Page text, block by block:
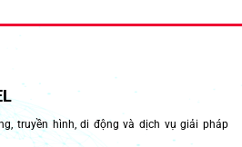
truyền hình, di động và dịch vụ giải pháp